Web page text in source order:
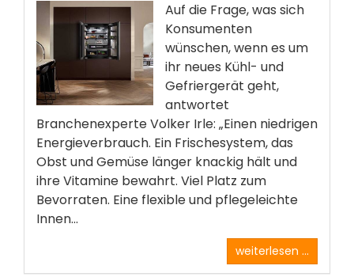
Auf die Frage, was sich
Konsumenten
wünschen, wenn es um
ihr neues Kühl- und
Gefriergerät geht,
antwortet
Branchenexperte Volker Irle: „Einen niedrigen
Energieverbrauch. Ein Frischesystem, das
Obst und Gemüse länger knackig hält und
ihre Vitamine bewahrt. Viel Platz zum
Bevorraten. Eine flexible und pflegeleichte
Innen...
weiterlesen ...